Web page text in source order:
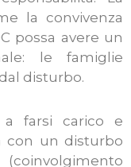
la convivenza
possa avere un
le famiglie
disturbo.
farsi carico e
con un disturbo